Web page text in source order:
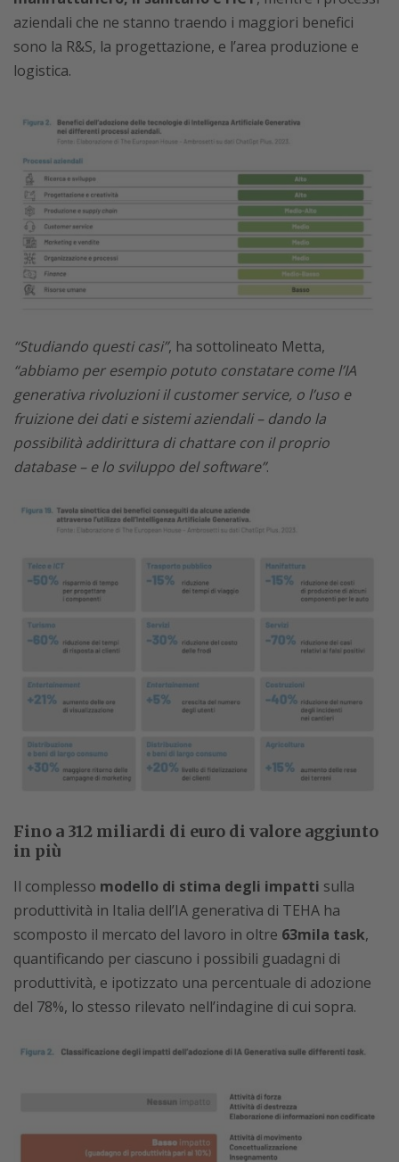
aziendali che ne stanno traendo i maggiori benefici
sono la R&S, la progettazione, e l’area produzione e
logistica.
“Studiando questi casi”, ha sottolineato Metta,
“abbiamo per esempio potuto constatare come l’IA
generativa rivoluzioni il customer service, o l’uso e
fruizione dei dati e sistemi aziendali – dando la
possibilità addirittura di chattare con il proprio
database – e lo sviluppo del software”.
Fino a 312 miliardi di euro di valore aggiunto
in più
Il complesso modello di stima degli impatti sulla
produttività in Italia dell’IA generativa di TEHA ha
scomposto il mercato del lavoro in oltre 63mila task,
quantificando per ciascuno i possibili guadagni di
produttività, e ipotizzato una percentuale di adozione
del 78%, lo stesso rilevato nell’indagine di cui sopra.